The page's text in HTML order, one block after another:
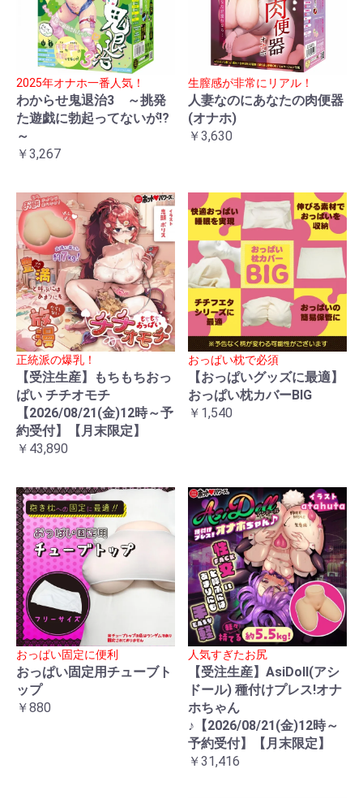
2025年オナホ一番人気！
わからせ鬼退治3 ～挑発
た遊戯に勃起ってないが!?
～
￥3,267
生膣感が非常にリアル！
人妻なのにあなたの肉便器
(オナホ)
￥3,630
正統派の爆乳！
【受注生産】もちもちおっ
ぱい チチオモチ
【2026/08/21(金)12時～予
約受付】【月末限定】
￥43,890
おっぱい枕で必須
【おっぱいグッズに最適】
おっぱい枕カバーBIG
￥1,540
おっぱい固定に便利
おっぱい固定用チューブト
ップ
￥880
人気すぎたお尻
【受注生産】AsiDoll(アシ
ドール) 種付けプレス!オナ
ホちゃん
♪【2026/08/21(金)12時～
予約受付】【月末限定】
￥31,416